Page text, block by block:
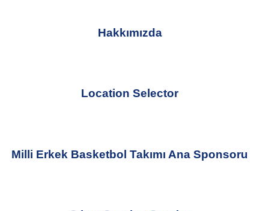
Hakkımızda
Location Selector
Milli Erkek Basketbol Takımı Ana Sponsoru